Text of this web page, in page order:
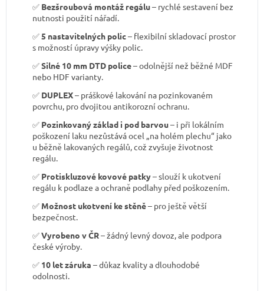
✅ Bezšroubová montáž regálu– rychlé sestavení bez
nutnosti použití nářadí.
✅5 nastavitelných polic– flexibilní skladovací prostor
s možností úpravy výšky polic.
✅Silné 10 mm DTD police– odolnější než běžné MDF
nebo HDF varianty.
✅ DUPLEX– práškové lakování na pozinkovaném
povrchu, pro dvojitou antikorozní ochranu.
✅ Pozinkovaný základ i pod barvou– i při lokálním
poškození laku nezůstává ocel „na holém plechu“ jako
u běžně lakovaných regálů, což zvyšuje životnost
regálu.
✅ Protiskluzové kovové patky– slouží k ukotvení
regálu k podlaze a ochraně podlahy před poškozením.
✅ Možnost ukotvení ke stěně– pro ještě větší
bezpečnost.
✅Vyrobeno v ČR– žádný levný dovoz, ale podpora
české výroby.
✅ 10 let záruka – důkaz kvality a dlouhodobé
odolnosti.